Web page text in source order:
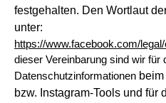
festgehalten. Den Wortlaut
unter:
https://www.facebook.com/
dieser Vereinbarung sind wir für
Datenschutzinformationen
bzw. Instagram-Tools und für